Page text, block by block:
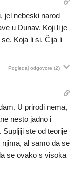
jel nebeski narod
u Dunav. Koji li je
Koja li si. Čija li
Pogledaj odgovore (2)
U prirodi nema,
nesto jadno i
ste od teorije
al samo da se
se ovako s visoka